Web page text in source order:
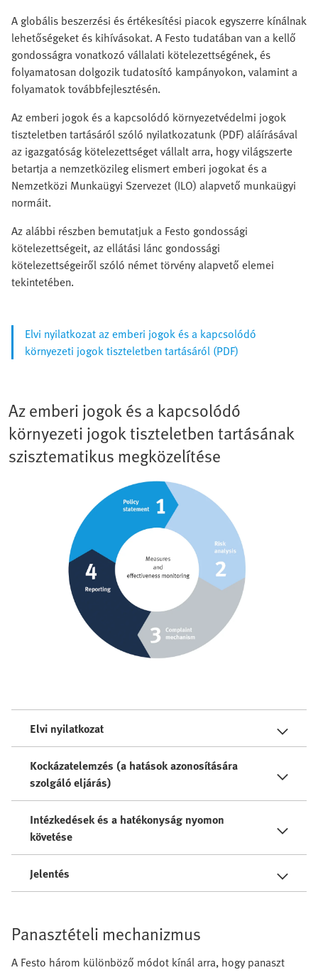
A globális beszerzési és értékesítési piacok egyszerre kínálnak
lehetőségeket és kihívásokat. A Festo tudatában van a kellő
gondosságra vonatkozó vállalati kötelezettségének, és
folyamatosan dolgozik tudatosító kampányokon, valamint a
folyamatok továbbfejlesztésén.
Az emberi jogok és a kapcsolódó környezetvédelmi jogok
tiszteletben tartásáról szóló nyilatkozatunk (PDF) aláírásával
az igazgatóság kötelezettséget vállalt arra, hogy világszerte
betartja a nemzetközileg elismert emberi jogokat és a
Nemzetközi Munkaügyi Szervezet (ILO) alapvető munkaügyi
normáit.
Az alábbi részben bemutatjuk a Festo gondossági
kötelezettségeit, az ellátási lánc gondossági
kötelezettségeiről szóló német törvény alapvető elemei
tekintetében.
Elvi nyilatkozat az emberi jogok és a kapcsolódó
környezeti jogok tiszteletben tartásáról (PDF)
Az emberi jogok és a kapcsolódó
környezeti jogok tiszteletben tartásának
szisztematikus megközelítése
Elvi nyilatkozat
Kockázatelemzés (a hatások azonosítására
szolgáló eljárás)
Intézkedések és a hatékonyság nyomon
követése
Jelentés
Panasztételi mechanizmus
A Festo három különböző módot kínál arra, hogy panaszt